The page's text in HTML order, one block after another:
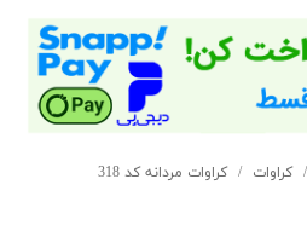
کراوات کراوات مردانه کد 318